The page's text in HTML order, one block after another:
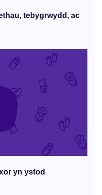
tebygrwydd, ac
yn ystod